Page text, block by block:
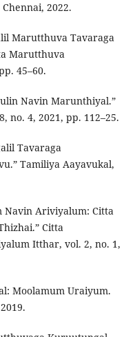
2022.
Marutthuva Tavaraga
Marutthuva
45–60.
Navin Marunthiyal.”
no. 4, 2021, pp. 112–25.
Tavaraga
Tamiliya Aayavukal,
Navin Ariviyalum: Citta
Citta
Itthar, vol. 2, no. 1,
Moolamum Uraiyum.